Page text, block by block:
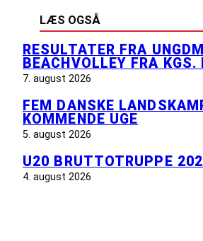
LÆS OGSÅ
RESULTATER FRA
BEACHVOLLEY FRA KGS.
7. august 2026
FEM DANSKE
KOMMENDE UGE
5. august 2026
U20 BRUTTOTRUPPE
4. august 2026